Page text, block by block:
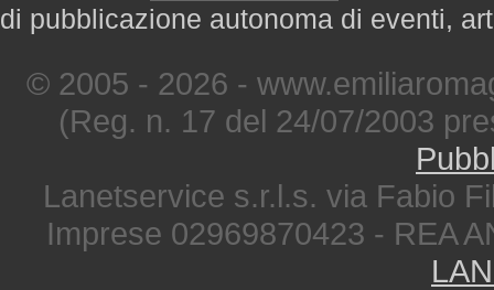
di pubblicazione autonoma di eventi,
© 2005 - 2026 -
(Reg. n. 17 del 24/07/2003
Lanetservice s.r.l.s. via Fabio
Imprese 02969870423 - REA